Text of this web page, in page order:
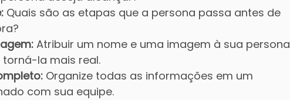
Quais são as etapas que a persona passa antes de
Atribuir um nome e uma imagem à sua persona
la mais real.
Organize todas as informações em um
com sua equipe.